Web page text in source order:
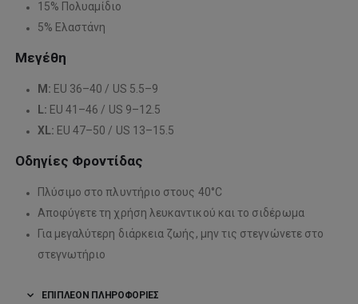
15% Πολυαμίδιο
5% Ελαστάνη
Μεγέθη
M: EU 36–40 / US 5.5–9
L: EU 41–46 / US 9–12.5
XL: EU 47–50 / US 13–15.5
Οδηγίες Φροντίδας
Πλύσιμο στο πλυντήριο στους 40°C
Αποφύγετε τη χρήση λευκαντικού και το σιδέρωμα
Για μεγαλύτερη διάρκεια ζωής, μην τις στεγνώνετε στο
στεγνωτήριο
ΕΠΙΠΛΈΟΝ ΠΛΗΡΟΦΟΡΊΕΣ